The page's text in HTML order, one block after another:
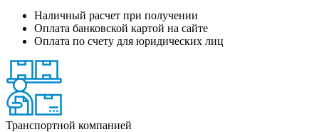
Наличный расчет при получении
Оплата банковской картой на сайте
Оплата по счету для юридических лиц
Транспортной компанией